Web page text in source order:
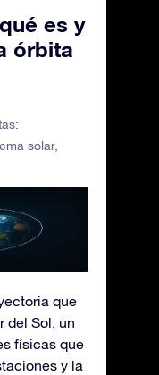
es y
órbita
solar,
que
del Sol, un
físicas que
y la